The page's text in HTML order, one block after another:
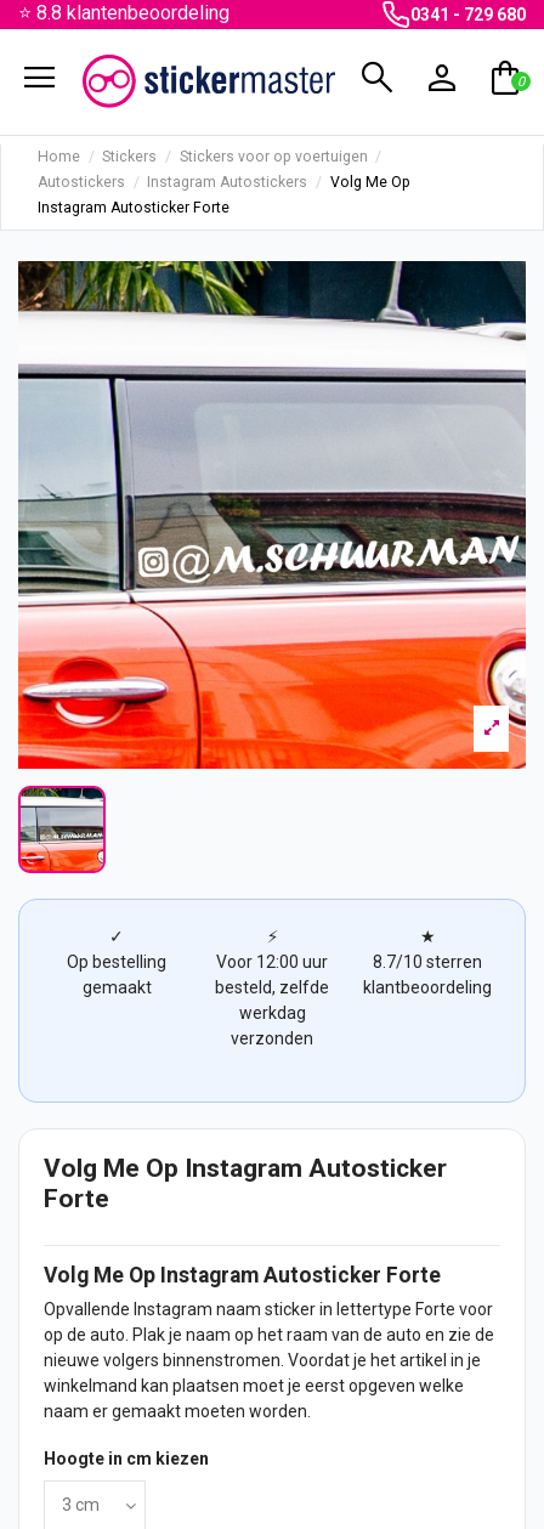
⭐ 8.8 klantenbeoordeling 0341 - 729 680
menu search person shopping_bag
0
Home Stickers
Stickers voor op voertuigen
Autostickers
Instagram Autostickers
Volg Me Op
Instagram Autosticker Forte
✓
Op bestelling
gemaakt
⚡
Voor 12:00 uur
besteld, zelfde
werkdag
verzonden
★
8.7/10 sterren
klantbeoordeling
Volg Me Op Instagram Autosticker
Forte
Volg Me Op Instagram Autosticker Forte
Opvallende Instagram naam stickerin lettertype Forte voor
op de auto . Plak je naam op het raam van de auto en zie de
nieuwe volgers binnenstromen. Voordat je het artikel in je
winkelmand kan plaatsen moet je eerst opgeven welke
naam er gemaakt moeten worden.
Hoogte in cm kiezen